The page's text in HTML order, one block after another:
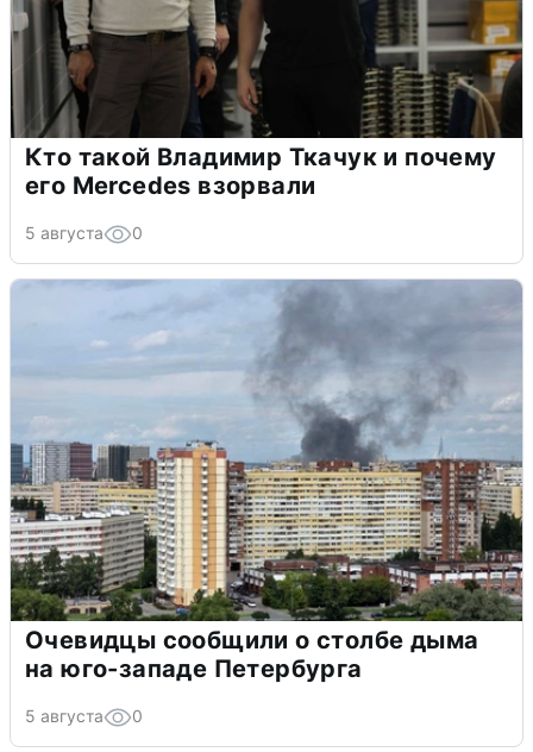
Кто такой Владимир Ткачук и почему
его Mercedes взорвали
5 августа 0
Очевидцы сообщили о столбе дыма
на юго-западе Петербурга
5 августа 0